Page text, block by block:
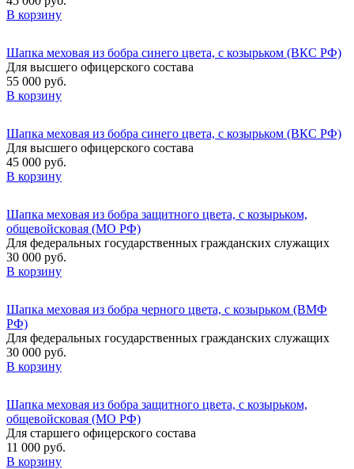
В корзину
Шапка меховая из бобра синего цвета, с козырьком (ВКС РФ)
Для высшего офицерского состава
55 000 руб.
В корзину
Шапка меховая из бобра синего цвета, с козырьком (ВКС РФ)
Для высшего офицерского состава
45 000 руб.
В корзину
Шапка меховая из бобра защитного цвета, с козырьком,
общевойсковая (МО РФ)
Для федеральных государственных гражданских служащих
30 000 руб.
В корзину
Шапка меховая из бобра черного цвета, с козырьком (ВМФ
РФ)
Для федеральных государственных гражданских служащих
30 000 руб.
В корзину
Шапка меховая из бобра защитного цвета, с козырьком,
общевойсковая (МО РФ)
Для старшего офицерского состава
11 000 руб.
В корзину